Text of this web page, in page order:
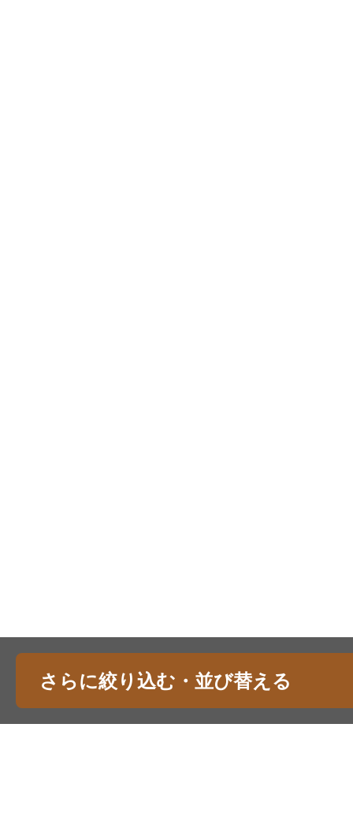
さらに絞り込む・並び替える